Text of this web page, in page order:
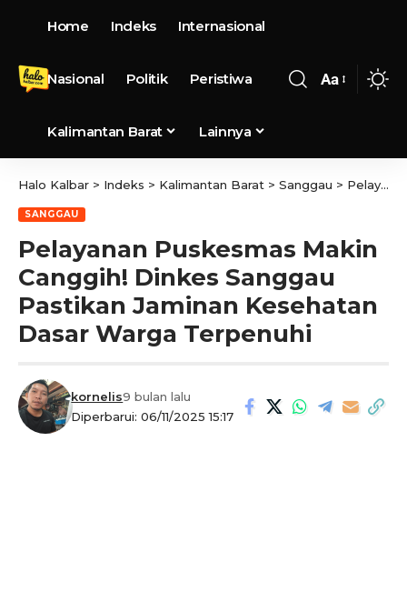
Home Indeks Internasional
Nasional Politik Peristiwa
Kalimantan Barat Lainnya
Aa
Halo Kalbar > Indeks > Kalimantan Barat > Sanggau > Pelayanan Puskesmas Makin Canggih! Dinkes Sanggau Pastikan Jaminan Kesehatan Dasar Warga Terpenuhi
SANGGAU
Pelayanan Puskesmas Makin
Canggih! Dinkes Sanggau
Pastikan Jaminan Kesehatan
Dasar Warga Terpenuhi
Diperbarui: 06/11/2025 15:17
kornelis9 bulan lalu